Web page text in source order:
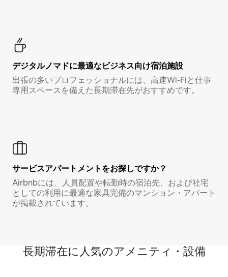
デジタルノマド⁠に最⁠適⁠なビ⁠ジ⁠ネ⁠ス⁠向⁠け宿⁠泊⁠施⁠設
出張の多いプロフェッショナルには、高速Wi-Fiと仕事
専用スペースを備えた長期滞在先がおすすめです。
サービスアパートメントをお探しですか？
Airbnbには、人員配置や転勤時の宿泊先、および社宅
としての利用に最適な家具完備のマンション・アパート
が掲載されています。
長期滞在に人気のアメニティ・設備